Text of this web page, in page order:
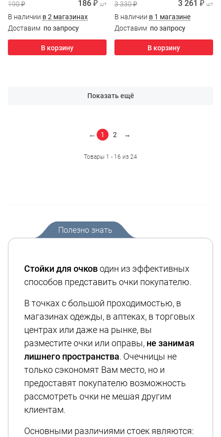
190 ₽ 186 ₽ шт
В наличии в 2 магазинах
Доставим по запросу
В корзину
3 330 ₽ 3 261 ₽ шт
В наличии в 1 магазине
Доставим по запросу
В корзину
Показать ещё
Товары 1 - 16 из 24
← 1 2 →
Полезно знать
Стойки для очководин из эффективных
способов представить очки покупателю.
В точках с большой проходимостью, в
магазинах одежды, в аптеках, в торговых
центрах или даже на рынке, вы
разместите очки или оправы, не занимая
лишнего пространства. Очечницы не
только сэкономят Вам место, но и
предоставят покупателю возможность
рассмотреть очки не мешая другим
клиентам.
Основными различиями стоек являются: